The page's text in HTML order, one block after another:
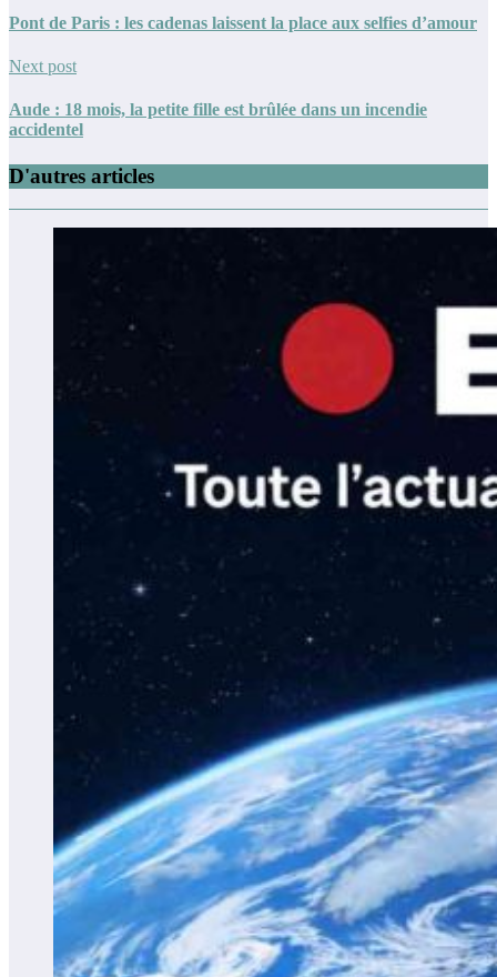
Pont de Paris : les cadenas laissent la place aux selfies d’amour
Next post
Aude : 18 mois, la petite fille est brûlée dans un incendie
accidentel
D'autres articles